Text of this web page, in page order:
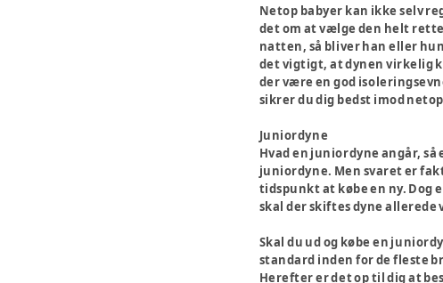
Netop babyer kan ikke selv
det om at vælge den helt
natten, så bliver han eller
det vigtigt, at dynen virkelig
der være en god
sikrer du dig bedst imod
Juniordyne
Hvad en juniordyne angår,
juniordyne. Men svaret er
tidspunkt at købe en ny.
skal der skiftes dyne allerede
Skal du ud og købe en
standard inden for de fleste
Herefter er det op til dig at